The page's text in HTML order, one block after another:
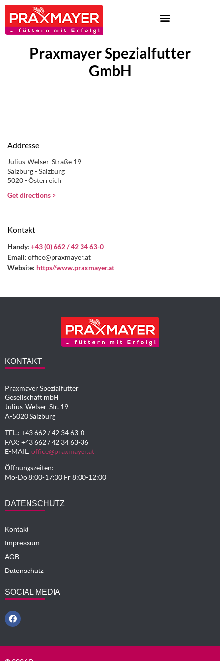
Praxmayer Spezialfutter
GmbH
Addresse
Julius-Welser-Straße 19
Salzburg - Salzburg
5020 - Österreich
Get directions >
Kontakt
Handy: +43 (0) 662 / 42 34 63-0
Email: office@praxmayer.at
Website: https//www.praxmayer.at
KONTAKT
Praxmayer Spezialfutter
Gesellschaft mbH
Julius-Welser-Str. 19
A-5020 Salzburg
TEL.: +43 662 / 42 34 63-0
FAX: +43 662 / 42 34 63-36
E-MAIL: office@praxmayer.at
Öffnungszeiten:
Mo-Do 8:00-17:00 Fr 8:00-12:00
DATENSCHUTZ
Kontakt
Impressum
AGB
Datenschutz
SOCIAL MEDIA